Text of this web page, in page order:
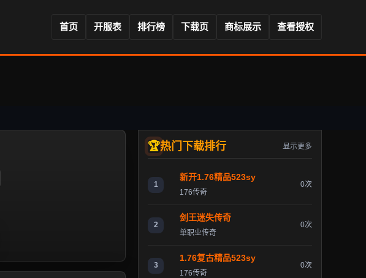
首页 开服表 排行榜 下载页 商标展示 查看授权
热门下载排行 显示更多
1
新开1.76精品523sy
176传奇
0次
2
剑王迷失传奇
单职业传奇
0次
3
1.76复古精品523sy
176传奇
0次